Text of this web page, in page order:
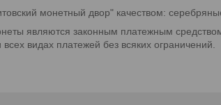
монетный двор" качеством:
являются законным платежным
видах платежей без всяких ограничений.